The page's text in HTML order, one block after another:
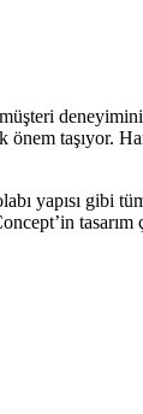
taşıyor.
yapısı gibi